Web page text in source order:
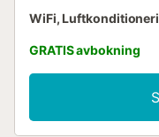
WiFi,
GRATIS avbokning